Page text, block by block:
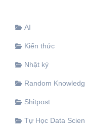
AI
Kiến thức
Nhật ký
Random
Shitpost
Tự Học Data